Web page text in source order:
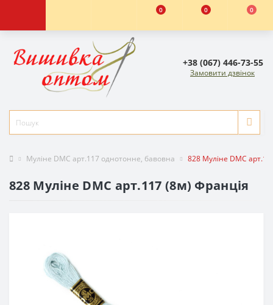
0 0 0
+38 (067) 446-73-55
Замовити дзвінок
Муліне DMC арт.117 однотонне, бавовна 828 Муліне DMC
828 Муліне DMC арт.117 (8м) Франція